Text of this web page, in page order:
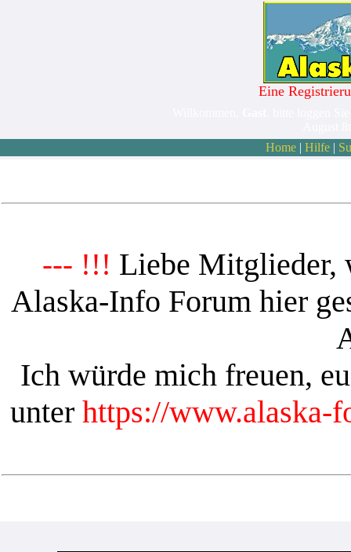
Eine
Home| Hilfe|
--- !!! Liebe Mitglieder,
Alaska-Info Forum hier
Ich würde mich freuen,
unter https://www.alaska-